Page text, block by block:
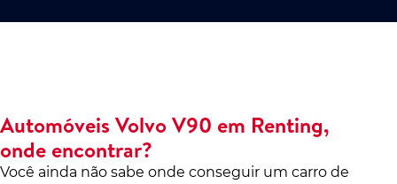
Automóveis Volvo V90 em Renting,
onde encontrar?
Você ainda não sabe onde conseguir um carro de